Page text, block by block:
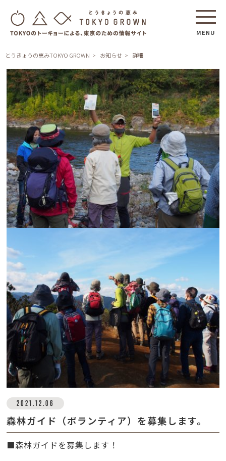
MENU
とうきょうの恵みTOKYO GROWN お知らせ 詳細
2021.12.06
森林ガイド（ボランティア）を募集します。
■森林ガイドを募集します！